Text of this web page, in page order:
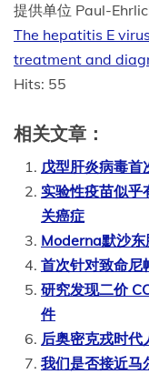
提供单位 Paul-
The hepatitis E
treatment and
Hits: 55
相关文章：
戊型肝炎病毒首
实验性疫苗似乎
关癌症
Moderna默沙
首次针对致命尼
研究发现二价
件
后奥密克戎时代
我们是否接近马